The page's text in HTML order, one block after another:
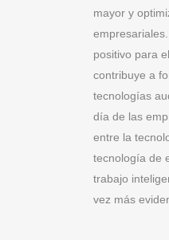
mayor y
positivo para
contribuye a
tecnologías
día de las
entre la
tecnología de
trabajo
vez más